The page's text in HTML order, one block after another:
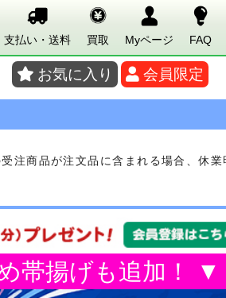
支払い・送料 買取 Myページ FAQ
お気に入り 会員限定
注商品が注文品に含まれる場合、休業
帯揚げも追加！ ▼